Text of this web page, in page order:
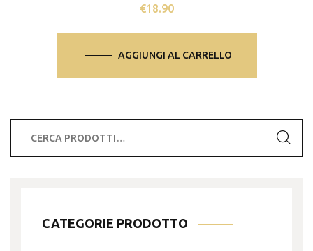
€18.90
AGGIUNGI AL CARRELLO
CATEGORIE PRODOTTO